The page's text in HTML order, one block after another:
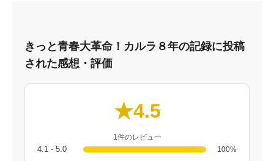
きっと青春大革命！カルラ８年の記録に投稿
された感想・評価
★4.5
1件のレビュー
4.1 - 5.0 100%